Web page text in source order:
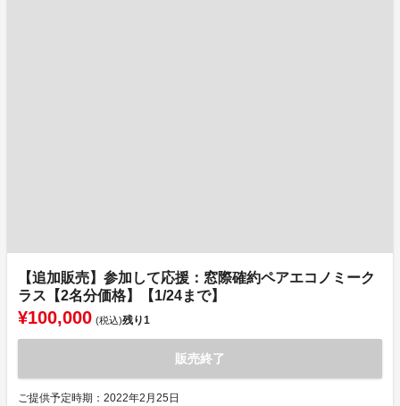
【追加販売】参加して応援：窓際確約ペアエコノミーク
ラス【2名分価格】【1/24まで】
¥100,000 (税込)残り1
販売終了
ご提供予定時期：2022年2月25日